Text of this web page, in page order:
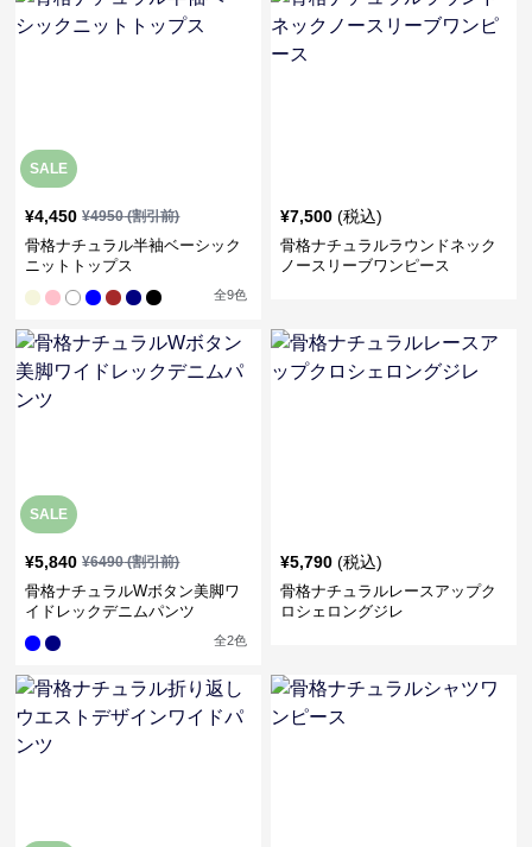
SALE
¥4,450 ¥4950(割引前)
骨格ナチュラル半袖ベーシック
ニットトップス
全9色
¥7,500 (税込)
骨格ナチュラルラウンドネック
ノースリーブワンピース
SALE
¥5,840 ¥6490(割引前)
骨格ナチュラルWボタン美脚ワ
イドレックデニムパンツ
全2色
¥5,790 (税込)
骨格ナチュラルレースアップク
ロシェロングジレ